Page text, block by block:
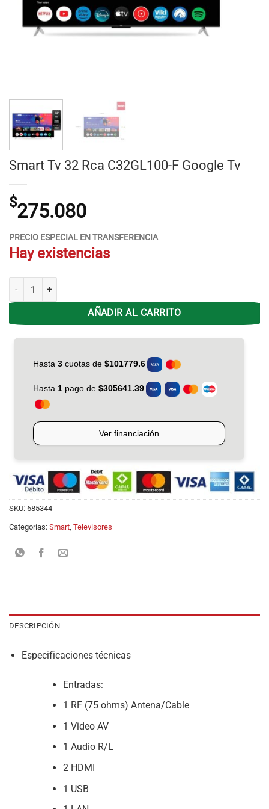
Smart Tv 32 Rca C32GL100-F Google Tv
$275.080
PRECIO ESPECIAL EN TRANSFERENCIA
Hay existencias
Smart Tv 32 Rca C32GL100-F Google Tv cantidad
AÑADIR AL CARRITO
SKU: 685344
Categorías: Smart Televisores
DESCRIPCIÓN
Especificaciones técnicas
Entradas:
1 RF (75 ohms) Antena/Cable
1 Video AV
1 Audio R/L
2 HDMI
1 USB